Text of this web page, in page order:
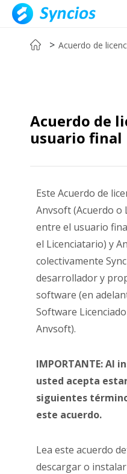
> Acuerdo de
Acuerdo de
usuario final
Este Acuerdo de
Anvsoft (Acuerdo o
entre el usuario
el Licenciatario) y
colectivamente
desarrollador y
software (en
Software
Anvsoft).
IMPORTANTE: Al
usted acepta
siguientes
este acuerdo.
Lea este acuerdo
descargar o